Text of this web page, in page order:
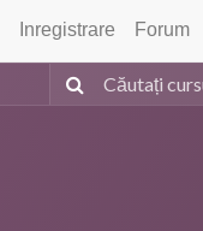
Inregistrare Forum